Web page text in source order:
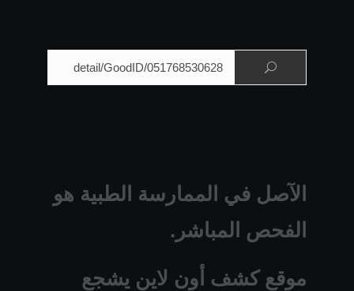
الآصل في الممارسة الطبية هو
الفحص المباشر.
موقع كشف أون لاين يشجع